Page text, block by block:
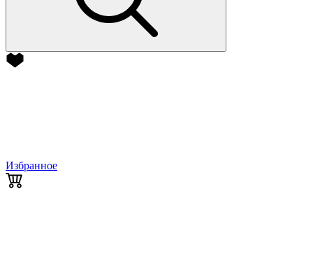
Избранное